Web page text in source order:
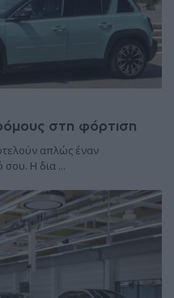
στη φόρτιση
απλώς έναν
Η δια ...